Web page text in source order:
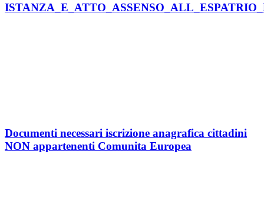
Documenti necessari iscrizione anagrafica cittadini
NON appartenenti Comunita Europea